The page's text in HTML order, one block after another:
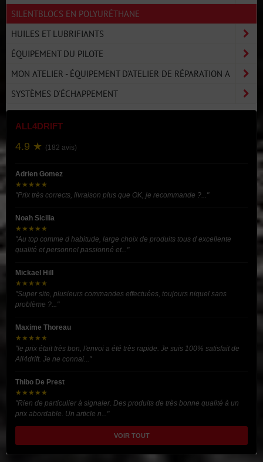
SILENTBLOCS EN POLYURÉTHANE
HUILES ET LUBRIFIANTS
ÉQUIPEMENT DU PILOTE
MON ATELIER - ÉQUIPEMENT D'ATELIER DE RÉPARATION A
SYSTÈMES D'ÉCHAPPEMENT
ALL4DRIFT
4.9 ★ (182 avis)
Adrien Gomez
★★★★★
"Prix très corrects, livraison plus que OK, je recommande ?..."
Noah Sicilia
★★★★★
"Au top comme d habitude, large choix de produits tous d excellente
qualité et personnel passionné et..."
Mickael Hill
★★★★★
"Super site, plusieurs commandes effectuées, toujours niquel sans
problème ?..."
Maxime Thoreau
★★★★★
"le prix était très bon, l'envoi a été très rapide. Je suis 100% satisfait de
All4drift. Je ne connai..."
Thibo De Prest
★★★★★
"Rien de particulier à signaler. Des produits de très bonne qualité à un
prix abordable. Un article n..."
VOIR TOUT